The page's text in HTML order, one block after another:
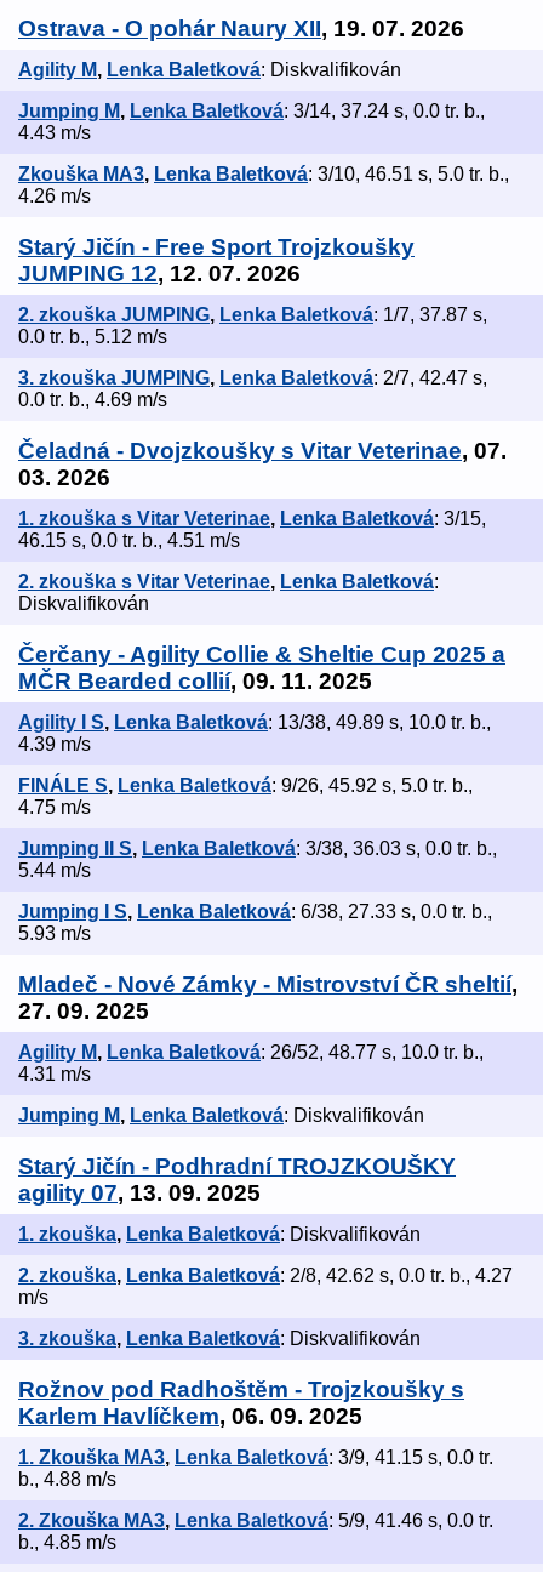
Ostrava - O pohár Naury XII, 19. 07. 2026
Agility M, Lenka Baletková: Diskvalifikován
Jumping M, Lenka Baletková: 3/14, 37.24 s, 0.0 tr. b.,
4.43 m/s
Zkouška MA3, Lenka Baletková: 3/10, 46.51 s, 5.0 tr. b.,
4.26 m/s
Starý Jičín - Free Sport Trojzkoušky
JUMPING 12, 12. 07. 2026
2. zkouška JUMPING, Lenka Baletková: 1/7, 37.87 s,
0.0 tr. b., 5.12 m/s
3. zkouška JUMPING, Lenka Baletková: 2/7, 42.47 s,
0.0 tr. b., 4.69 m/s
Čeladná - Dvojzkoušky s Vitar Veterinae, 07.
03. 2026
1. zkouška s Vitar Veterinae, Lenka Baletková: 3/15,
46.15 s, 0.0 tr. b., 4.51 m/s
2. zkouška s Vitar Veterinae, Lenka Baletková:
Diskvalifikován
Čerčany - Agility Collie & Sheltie Cup 2025 a
MČR Bearded collií, 09. 11. 2025
Agility I S, Lenka Baletková: 13/38, 49.89 s, 10.0 tr. b.,
4.39 m/s
FINÁLE S, Lenka Baletková: 9/26, 45.92 s, 5.0 tr. b.,
4.75 m/s
Jumping II S, Lenka Baletková: 3/38, 36.03 s, 0.0 tr. b.,
5.44 m/s
Jumping I S, Lenka Baletková: 6/38, 27.33 s, 0.0 tr. b.,
5.93 m/s
Mladeč - Nové Zámky - Mistrovství ČR sheltií,
27. 09. 2025
Agility M, Lenka Baletková: 26/52, 48.77 s, 10.0 tr. b.,
4.31 m/s
Jumping M, Lenka Baletková: Diskvalifikován
Starý Jičín - Podhradní TROJZKOUŠKY
agility 07, 13. 09. 2025
1. zkouška, Lenka Baletková: Diskvalifikován
2. zkouška, Lenka Baletková: 2/8, 42.62 s, 0.0 tr. b., 4.27
m/s
3. zkouška, Lenka Baletková: Diskvalifikován
Rožnov pod Radhoštěm - Trojzkoušky s
Karlem Havlíčkem, 06. 09. 2025
1. Zkouška MA3, Lenka Baletková: 3/9, 41.15 s, 0.0 tr.
b., 4.88 m/s
2. Zkouška MA3, Lenka Baletková: 5/9, 41.46 s, 0.0 tr.
b., 4.85 m/s